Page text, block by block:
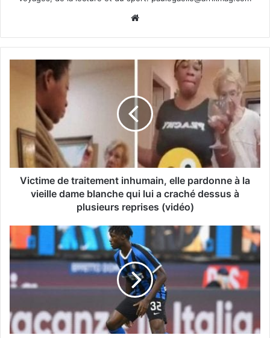
Victime de traitement inhumain, elle pardonne à la
vieille dame blanche qui lui a craché dessus à
plusieurs reprises (vidéo)